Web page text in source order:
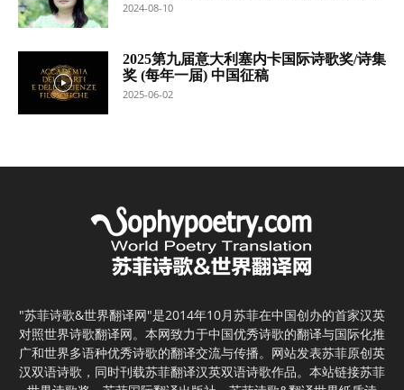
2024-08-10
2025第九届意大利塞内卡国际诗歌奖/诗集
奖 (每年一届) 中国征稿
2025-06-02
"苏菲诗歌&世界翻译网"是2014年10月苏菲在中国创办的首家汉英
对照世界诗歌翻译网。本网致力于中国优秀诗歌的翻译与国际化推
广和世界多语种优秀诗歌的翻译交流与传播。网站发表苏菲原创英
汉双语诗歌，同时刊载苏菲翻译汉英双语诗歌作品。本站链接苏菲